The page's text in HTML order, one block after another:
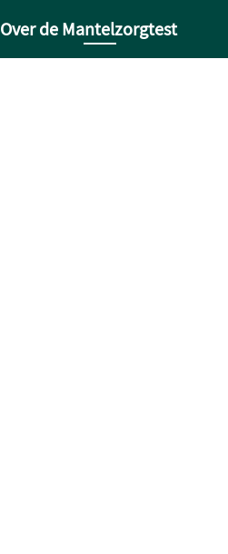
Over de Mantelzorgtest